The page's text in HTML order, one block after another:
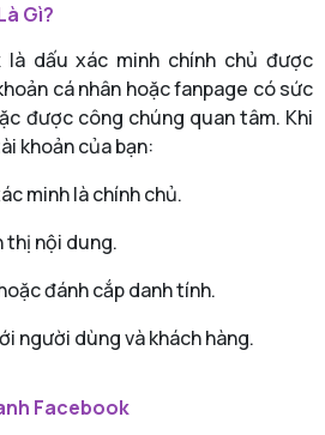
Gì?
là dấu xác minh chính chủ được
cá nhân hoặc fanpage có sức
được công chúng quan tâm. Khi
khoản của bạn:
minh là chính chủ.
nội dung.
đánh cắp danh tính.
người dùng và khách hàng.
Facebook